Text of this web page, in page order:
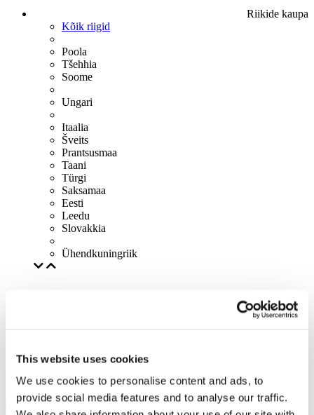
This website uses cookies
We use cookies to personalise content and ads, to
provide social media features and to analyse our traffic.
Riikide kaupa
Kõik riigid
Poola
Tšehhia
Soome
Ungari
Itaalia
Šveits
Prantsusmaa
Taani
Türgi
Saksamaa
Eesti
Leedu
Slovakkia
Ühendkuningriik